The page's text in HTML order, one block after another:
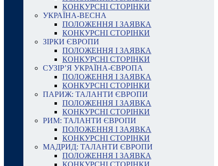
КОНКУРСНІ СТОРІНКИ
УКРАЇНА-ВЕСНА
ПОЛОЖЕННЯ І ЗАЯВКА
КОНКУРСНІ СТОРІНКИ
ЗІРКИ ЄВРОПИ
ПОЛОЖЕННЯ І ЗАЯВКА
КОНКУРСНІ СТОРІНКИ
СУЗІР’Я УКРАЇНА-ЄВРОПА
ПОЛОЖЕННЯ І ЗАЯВКА
КОНКУРСНІ СТОРІНКИ
ПАРИЖ: ТАЛАНТИ ЄВРОПИ
ПОЛОЖЕННЯ І ЗАЯВКА
КОНКУРСНІ СТОРІНКИ
РИМ: ТАЛАНТИ ЄВРОПИ
ПОЛОЖЕННЯ І ЗАЯВКА
КОНКУРСНІ СТОРІНКИ
МАДРИД: ТАЛАНТИ ЄВРОПИ
ПОЛОЖЕННЯ І ЗАЯВКА
КОНКУРСНІ СТОРІНКИ